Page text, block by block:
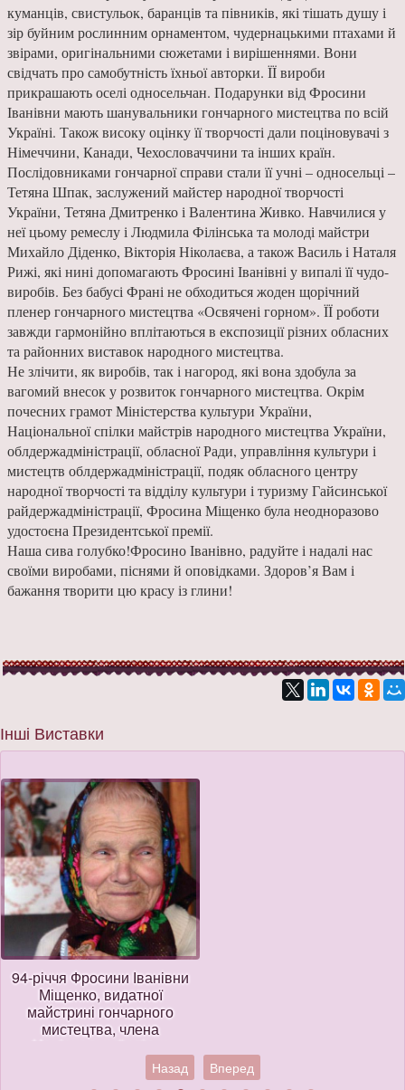
куманців, свистульок, баранців та півників, які тішать душу і
зір буйним рослинним орнаментом, чудернацькими птахами й
звірами, оригінальними сюжетами і вирішеннями. Вони
свідчать про самобутність їхньої авторки. ЇЇ вироби
прикрашають оселі односельчан. Подарунки від Фросини
Іванівни мають шанувальники гончарного мистецтва по всій
Україні. Також високу оцінку її творчості дали поціновувачі з
Німеччини, Канади, Чехословаччини та інших країн.
Послідовниками гончарної справи стали її учні – односельці –
Тетяна Шпак, заслужений майстер народної творчості
України, Тетяна Дмитренко і Валентина Живко. Навчилися у
неї цьому ремеслу і Людмила Філінська та молоді майстри
Михайло Діденко, Вікторія Ніколаєва, а також Василь і Наталя
Рижі, які нині допомагають Фросині Іванівні у випалі її чудо-
виробів. Без бабусі Франі не обходиться жоден щорічний
пленер гончарного мистецтва «Освячені горном». ЇЇ роботи
завжди гармонійно вплітаються в експозиції різних обласних
та районних виставок народного мистецтва.
Не злічити, як виробів, так і нагород, які вона здобула за
вагомий внесок у розвиток гончарного мистецтва. Окрім
почесних грамот Міністерства культури України,
Національної спілки майстрів народного мистецтва України,
облдержадміністрації, обласної Ради, управління культури і
мистецтв облдержадміністрації, подяк обласного центру
народної творчості та відділу культури і туризму Гайсинської
райдержадміністрації, Фросина Міщенко була неодноразово
удостоєна Президентської премії.
Наша сива голубко!Фросино Іванівно, радуйте і надалі нас
своїми виробами, піснями й оповідками. Здоров’я Вам і
бажання творити цю красу із глини!
Інші Виставки
94-річчя Фросини Іванівни
Міщенко, видатної
майстрині гончарного
мистецтва, члена
майстрів народного
мистецтва України,
Назад Вперед